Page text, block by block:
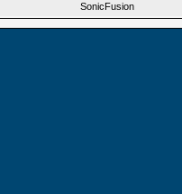
SonicFusion